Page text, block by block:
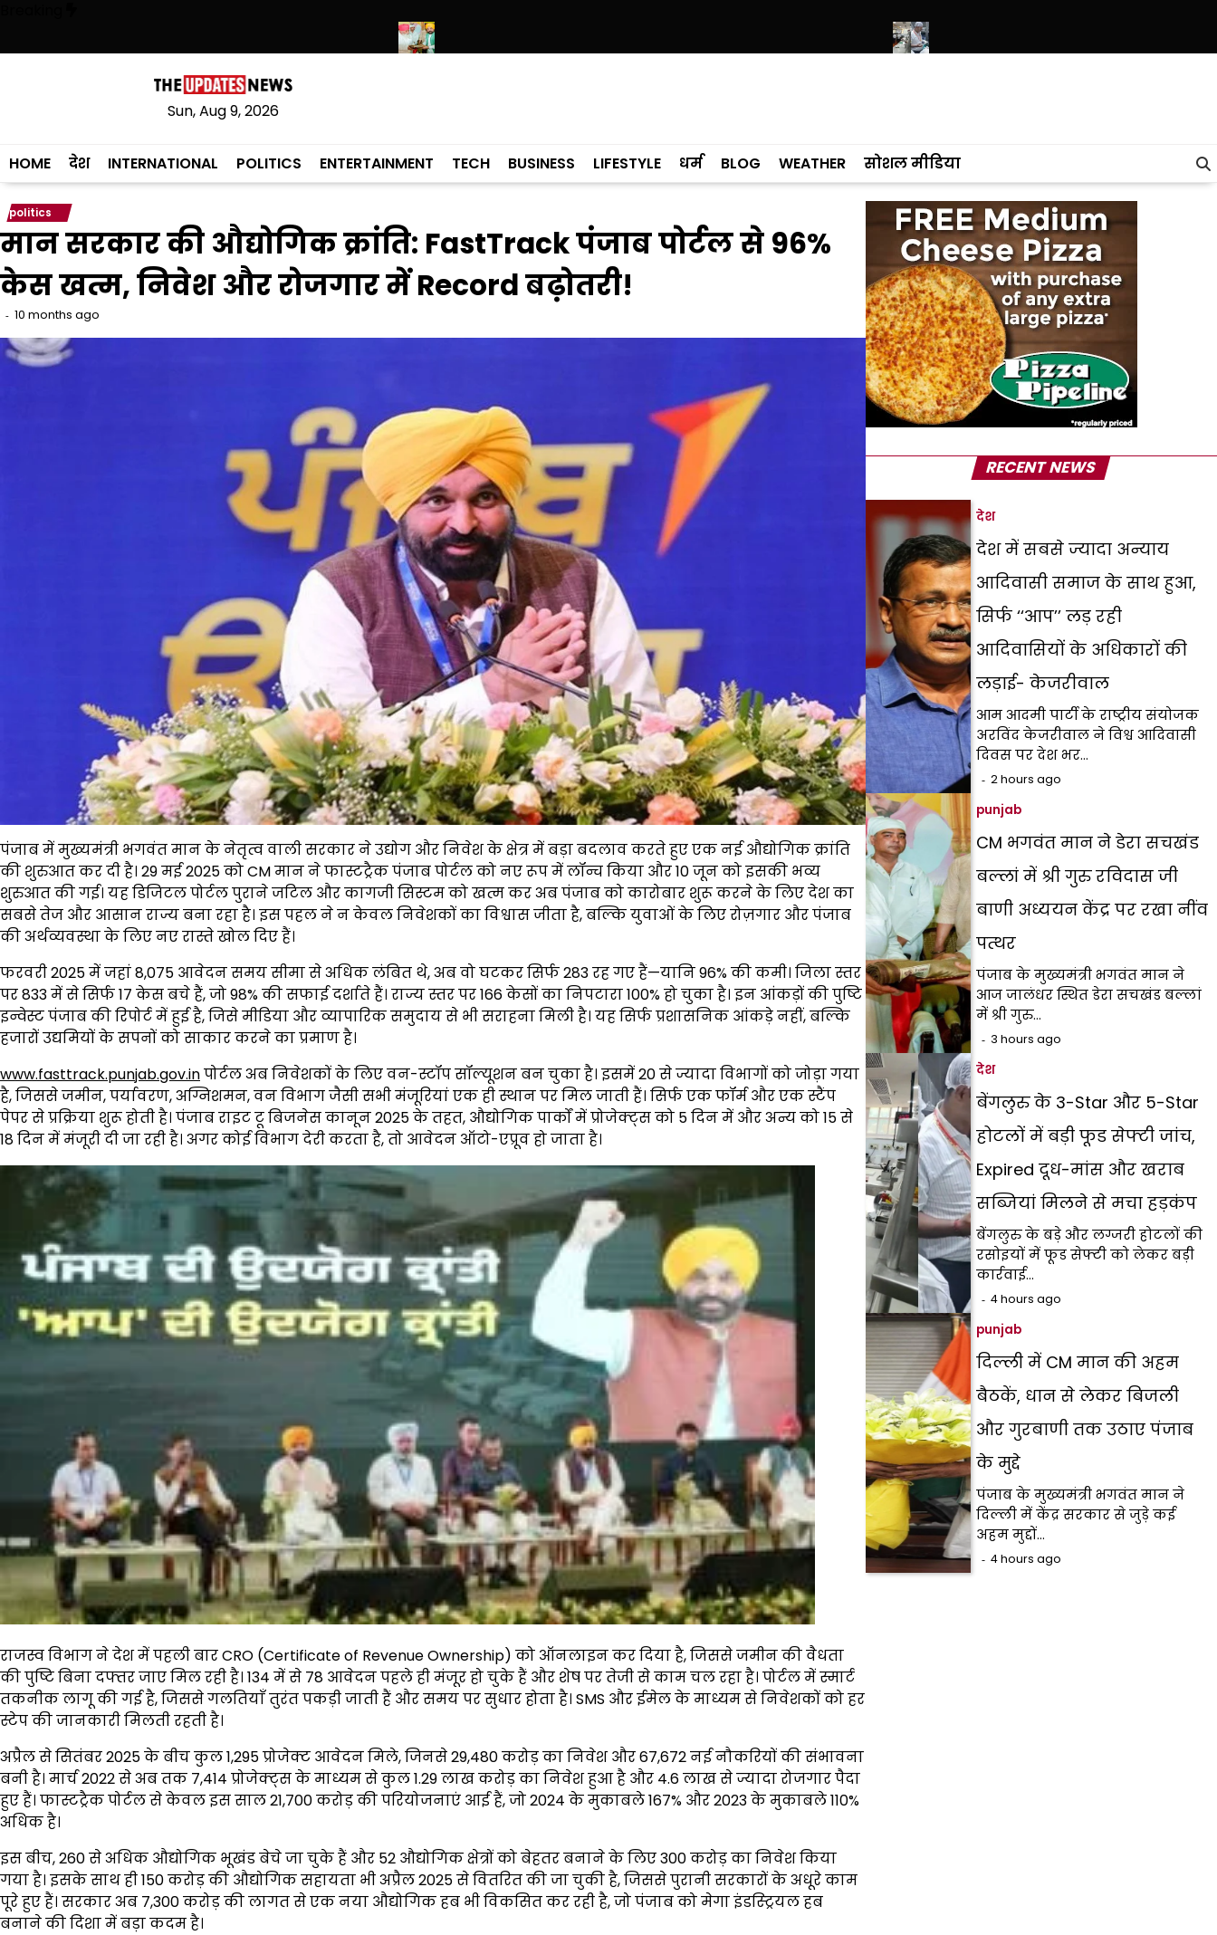
content
लड़ रही आदिवासियों के अधिकारों की लड़ाई- केजरीवाल
Sun, Aug 9, 2026
HOME देश INTERNATIONAL POLITICS ENTERTAINMENT TECH BUSINESS LIFESTYLE धर्म BLOG WEATHER सोशल मीडिया
politics
मान सरकार की औद्योगिक क्रांति: FastTrack पंजाब पोर्टल से 96%
केस खत्म, निवेश और रोजगार में Record बढ़ोतरी!
10 months ago
पंजाब में मुख्यमंत्री भगवंत मान के नेतृत्व वाली सरकार ने उद्योग और निवेश के क्षेत्र में बड़ा बदलाव करते हुए एक नई औद्योगिक क्रांति
की शुरुआत कर दी है। 29 मई 2025 को CM मान ने फास्टट्रैक पंजाब पोर्टल को नए रूप में लॉन्च किया और 10 जून को इसकी भव्य
शुरुआत की गई। यह डिजिटल पोर्टल पुराने जटिल और कागजी सिस्टम को खत्म कर अब पंजाब को कारोबार शुरू करने के लिए देश का
सबसे तेज और आसान राज्य बना रहा है। इस पहल ने न केवल निवेशकों का विश्वास जीता है, बल्कि युवाओं के लिए रोज़गार और पंजाब
की अर्थव्यवस्था के लिए नए रास्ते खोल दिए हैं।
फरवरी 2025 में जहां 8,075 आवेदन समय सीमा से अधिक लंबित थे, अब वो घटकर सिर्फ 283 रह गए हैं—यानि 96% की कमी। जिला स्तर
पर 833 में से सिर्फ 17 केस बचे हैं, जो 98% की सफाई दर्शाते हैं। राज्य स्तर पर 166 केसों का निपटारा 100% हो चुका है। इन आंकड़ों की पुष्टि
इन्वेस्ट पंजाब की रिपोर्ट में हुई है, जिसे मीडिया और व्यापारिक समुदाय से भी सराहना मिली है। यह सिर्फ प्रशासनिक आंकड़े नहीं, बल्कि
हजारों उद्यमियों के सपनों को साकार करने का प्रमाण है।
www.fasttrack.punjab.gov.inपोर्टल अब निवेशकों के लिए वन-स्टॉप सॉल्यूशन बन चुका है। इसमें 20 से ज्यादा विभागों को जोड़ा गया
है, जिससे जमीन, पर्यावरण, अग्निशमन, वन विभाग जैसी सभी मंजूरियां एक ही स्थान पर मिल जाती हैं। सिर्फ एक फॉर्म और एक स्टैंप
पेपर से प्रक्रिया शुरू होती है। पंजाब राइट टू बिजनेस कानून 2025 के तहत, औद्योगिक पार्कों में प्रोजेक्ट्स को 5 दिन में और अन्य को 15 से
18 दिन में मंजूरी दी जा रही है। अगर कोई विभाग देरी करता है, तो आवेदन ऑटो-एप्रूव हो जाता है।
राजस्व विभाग ने देश में पहली बार CRO (Certificate of Revenue Ownership) को ऑनलाइन कर दिया है, जिससे जमीन की वैधता
की पुष्टि बिना दफ्तर जाए मिल रही है। 134 में से 78 आवेदन पहले ही मंजूर हो चुके हैं और शेष पर तेजी से काम चल रहा है। पोर्टल में स्मार्ट
तकनीक लागू की गई है, जिससे गलतियाँ तुरंत पकड़ी जाती हैं और समय पर सुधार होता है। SMS और ईमेल के माध्यम से निवेशकों को हर
स्टेप की जानकारी मिलती रहती है।
अप्रैल से सितंबर 2025 के बीच कुल 1,295 प्रोजेक्ट आवेदन मिले, जिनसे ₹29,480 करोड़ का निवेश और 67,672 नई नौकरियों की संभावना
बनी है। मार्च 2022 से अब तक 7,414 प्रोजेक्ट्स के माध्यम से कुल ₹1.29 लाख करोड़ का निवेश हुआ है और 4.6 लाख से ज्यादा रोजगार पैदा
हुए हैं। फास्टट्रैक पोर्टल से केवल इस साल ₹21,700 करोड़ की परियोजनाएं आई हैं, जो 2024 के मुकाबले 167% और 2023 के मुकाबले 110%
अधिक है।
इस बीच, 260 से अधिक औद्योगिक भूखंड बेचे जा चुके हैं और 52 औद्योगिक क्षेत्रों को बेहतर बनाने के लिए ₹300 करोड़ का निवेश किया
गया है। इसके साथ ही ₹150 करोड़ की औद्योगिक सहायता भी अप्रैल 2025 से वितरित की जा चुकी है, जिससे पुरानी सरकारों के अधूरे काम
पूरे हुए हैं। सरकार अब ₹7,300 करोड़ की लागत से एक नया औद्योगिक हब भी विकसित कर रही है, जो पंजाब को मेगा इंडस्ट्रियल हब
बनाने की दिशा में बड़ा कदम है।
RECENT NEWS
देश
देश में सबसे ज्यादा अन्याय
आदिवासी समाज के साथ हुआ,
सिर्फ ‘‘आप’’ लड़ रही
आदिवासियों के अधिकारों की
लड़ाई- केजरीवाल
आम आदमी पार्टी के राष्ट्रीय संयोजक
अरविंद केजरीवाल ने विश्व आदिवासी
दिवस पर देश भर…
2 hours ago
punjab
CM भगवंत मान ने डेरा सचखंड
बल्लां में श्री गुरु रविदास जी
बाणी अध्ययन केंद्र पर रखा नींव
पत्थर
पंजाब के मुख्यमंत्री भगवंत मान ने
आज जालंधर स्थित डेरा सचखंड बल्लां
में श्री गुरु…
3 hours ago
देश
बेंगलुरु के 3-Star और 5-Star
होटलों में बड़ी फूड सेफ्टी जांच,
Expired दूध-मांस और खराब
सब्जियां मिलने से मचा हड़कंप
बेंगलुरु के बड़े और लग्जरी होटलों की
रसोइयों में फूड सेफ्टी को लेकर बड़ी
कार्रवाई…
4 hours ago
punjab
दिल्ली में CM मान की अहम
बैठकें, धान से लेकर बिजली
और गुरबाणी तक उठाए पंजाब
के मुद्दे
पंजाब के मुख्यमंत्री भगवंत मान ने
दिल्ली में केंद्र सरकार से जुड़े कई
अहम मुद्दों…
4 hours ago